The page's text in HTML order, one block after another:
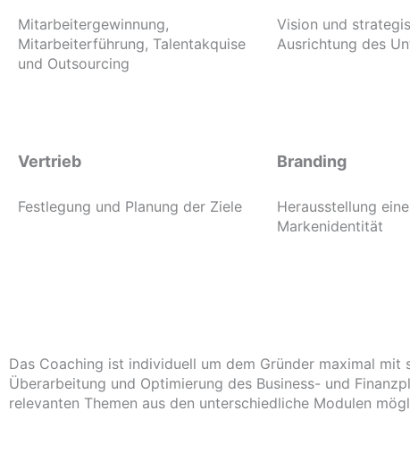
Mitarbeitergewinnung,
Mitarbeiterführung, Talentakquise
und Outsourcing
Vision und
Ausrichtung des
Vertrieb
Festlegung und Planung der Ziele
Branding
Herausstellung
Markenidentität
Das Coaching ist individuell um dem Gründer maximal
Überarbeitung und Optimierung des Business- und
relevanten Themen aus den unterschiedliche Modulen